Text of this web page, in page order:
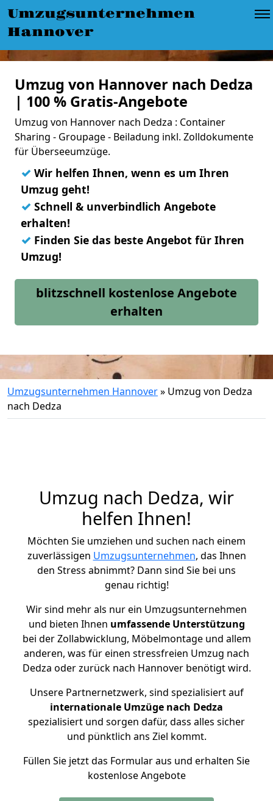
Umzugsunternehmen
Hannover
Umzug von Hannover nach Dedza
| 100 % Gratis-Angebote
Umzug von Hannover nach Dedza : Container
Sharing - Groupage - Beiladung inkl. Zolldokumente
für Überseeumzüge.
✓ Wir helfen Ihnen, wenn es um Ihren
Umzug geht!
✓ Schnell & unverbindlich Angebote
erhalten!
✓ Finden Sie das beste Angebot für Ihren
Umzug!
blitzschnell kostenlose Angebote
erhalten
Umzugsunternehmen Hannover» Umzug von Dedza
nach Dedza
Umzug nach Dedza, wir
helfen Ihnen!
Möchten Sie umziehen und suchen nach einem
zuverlässigen Umzugsunternehmen, das Ihnen
den Stress abnimmt? Dann sind Sie bei uns
genau richtig!
Wir sind mehr als nur ein Umzugsunternehmen
und bieten Ihnen umfassende Unterstützung
bei der Zollabwicklung, Möbelmontage und allem
anderen, was für einen stressfreien Umzug nach
Dedza oder zurück nach Hannover benötigt wird.
Unsere Partnernetzwerk, sind spezialisiert auf
internationale Umzüge nach Dedza
spezialisiert und sorgen dafür, dass alles sicher
und pünktlich ans Ziel kommt.
Füllen Sie jetzt das Formular aus und erhalten Sie
kostenlose Angebote